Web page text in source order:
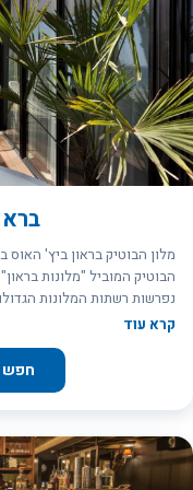
ציורי של דה פרס, הדומה
חליפות שנראה כי מישהו לקח
ישנם ציורים של שתי
התיאטרון.
מלון הבוטיק בראון ביץ'
הבוטיק המוביל "מלונות
מפוארים ומרווחים ולרובם
הליכה קצר מחוף הים.
קרא עוד
חפש